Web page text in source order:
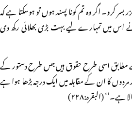
کرو۔ اگر وہ تم کونا پسند ہوں تو ہوسکتا ہے کہ
نے اس میں تمہارے لیے بہت بڑی بھلائی رکھ دی
مطابق اسی طرح حقوق ہیں جس طرح دستور کے
کا ان کے مقابلہ میں ایک درجہ بڑھا ہوا ہے
(البقرہ:۲۲۸)